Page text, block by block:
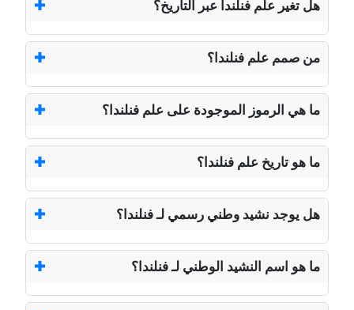
هل تغير علم فنلندا عبر التاريخ؟
من صمم علم فنلندا؟
ما هي الرموز الموجودة على علم فنلندا؟
ما هو تاريخ علم فنلندا؟
هل يوجد نشيد وطني رسمي لـ فنلندا؟
ما هو اسم النشيد الوطني لـ فنلندا؟